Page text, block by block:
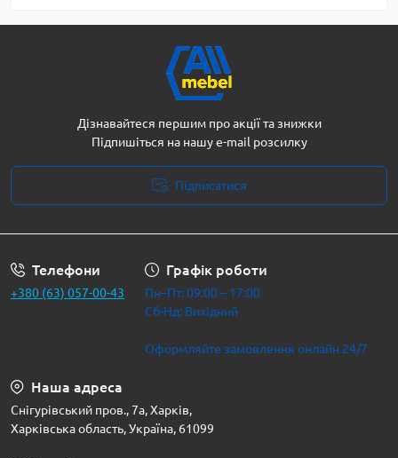
Дізнавайтеся першим про акції та знижки
Підпишіться на нашу e-mail розсилку
Підписатися
Телефони
+380 (63) 057-00-43
Графік роботи
Пн–Пт: 09:00 – 17:00
Сб-Нд: Вихідний
Оформляйте замовлення онлайн 24/7
Наша адреса
Снігурівський пров., 7а, Харків,
Харківська область, Україна, 61099